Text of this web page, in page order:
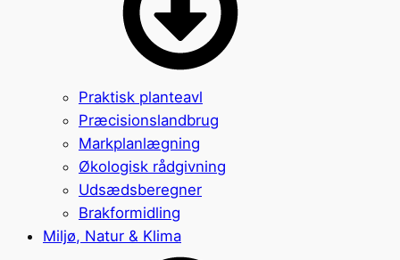
Praktisk planteavl
Præcisionslandbrug
Markplanlægning
Økologisk rådgivning
Udsædsberegner
Brakformidling
Miljø, Natur & Klima